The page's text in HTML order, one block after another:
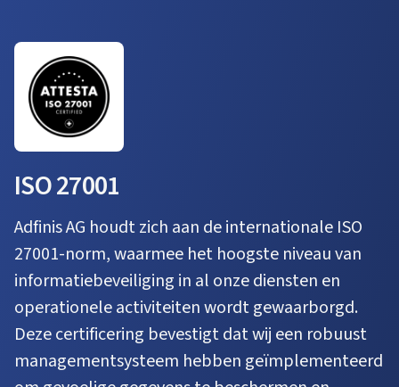
ISO 27001
Adfinis AG houdt zich aan de internationale ISO
27001-norm, waarmee het hoogste niveau van
informatiebeveiliging in al onze diensten en
operationele activiteiten wordt gewaarborgd.
Deze certificering bevestigt dat wij een robuust
managementsysteem hebben geïmplementeerd